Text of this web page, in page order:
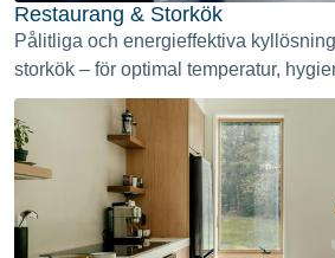
Restaurang & Storkök
Pålitliga och energieffektiva
storkök – för optimal temperatur,